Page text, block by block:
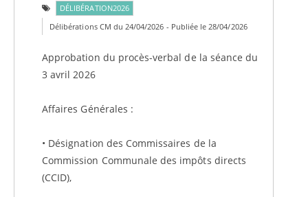
DÉLIBÉRATION2026
Délibérations CM du 24/04/2026 - Publiée le 28/04/2026
Approbation du procès-verbal de la séance du
3 avril 2026
Affaires Générales :
• Désignation des Commissaires de la
Commission Communale des impôts directs
(CCID),